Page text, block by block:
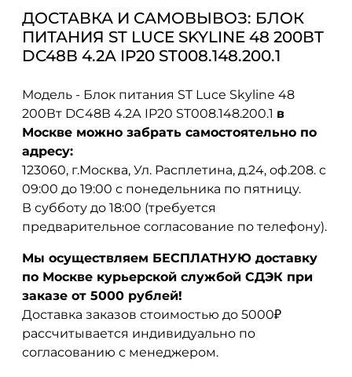
ДОСТАВКА И САМОВЫВОЗ: БЛОК
ПИТАНИЯ ST LUCE SKYLINE 48 200ВТ
DC48В 4.2А IP20 ST008.148.200.1
Модель - Блок питания ST Luce Skyline 48
200Вт DC48В 4.2А IP20 ST008.148.200.1 в
Москве можно забрать самостоятельно по
адресу:
123060, г.Москва, Ул. Расплетина, д.24, оф.208. с
09:00 до 19:00 с понедельника по пятницу.
В субботу до 18:00 (требуется
предварительное согласование по телефону).
Мы осуществляем БЕСПЛАТНУЮ доставку
по Москве курьерской службой СДЭК при
заказе от 5000 рублей!
Доставка заказов стоимостью до 5000₽
рассчитывается индивидуально по
согласованию с менеджером.